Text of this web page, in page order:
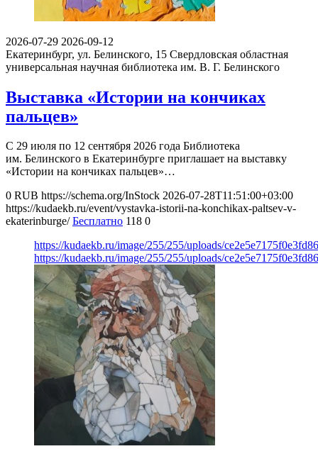
2026-07-29 2026-09-12
Екатеринбург, ул. Белинского, 15 Свердловская областная
универсальная научная библиотека им. В. Г. Белинского
Выставка «Истории на кончиках
пальцев»
С 29 июля по 12 сентября 2026 года Библиотека
им. Белинского в Екатеринбурге приглашает на выставку
«Истории на кончиках пальцев»…
0 RUB https://schema.org/InStock 2026-07-28T11:51:00+03:00
https://kudaekb.ru/event/vystavka-istorii-na-konchikax-paltsev-v-
ekaterinburge/ Бесплатно 118 0
https://kudaekb.ru/image/255/255/uploads/
https://kudaekb.ru/image/255/255/uploads/